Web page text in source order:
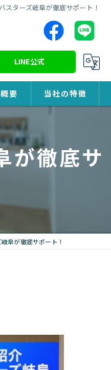
スターズ岐阜が徹底サポート！
LINE公式
要 当社の特徴
除カビ
が徹底サ
阜が徹底サポート！